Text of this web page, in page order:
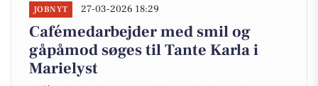
JOBNYT 27-03-2026 18:29
Cafémedarbejder med smil og
gåpåmod søges til Tante Karla i
Marielyst